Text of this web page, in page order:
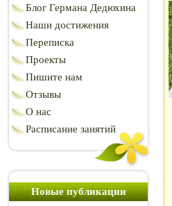
Блог Германа Дедюхина
Наши достижения
Переписка
Проекты
Пишите нам
Отзывы
О нас
Расписание занятий
Новые публикации